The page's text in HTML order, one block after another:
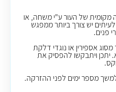
של העור ע"י משחה, או
יש צורך ביותר ממפגש
פנים.
אספירין או נוגדי דלקת
יתכן ויתבקשו להפסיק את
מספר ימים לפני ההזרקה.